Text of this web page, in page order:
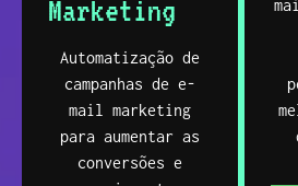
Marketing
Automatização de
campanhas de e-
mail marketing
para aumentar as
conversões e